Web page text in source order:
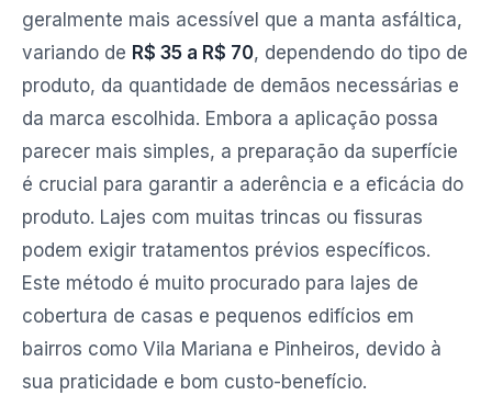
geralmente mais acessível que a manta asfáltica,
variando de R$ 35 a R$ 70, dependendo do tipo de
produto, da quantidade de demãos necessárias e
da marca escolhida. Embora a aplicação possa
parecer mais simples, a preparação da superfície
é crucial para garantir a aderência e a eficácia do
produto. Lajes com muitas trincas ou fissuras
podem exigir tratamentos prévios específicos.
Este método é muito procurado para lajes de
cobertura de casas e pequenos edifícios em
bairros como Vila Mariana e Pinheiros, devido à
sua praticidade e bom custo-benefício.